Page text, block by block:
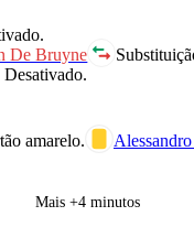
De Bruyne
Desativado.
amarelo.
Mais +4 minutos